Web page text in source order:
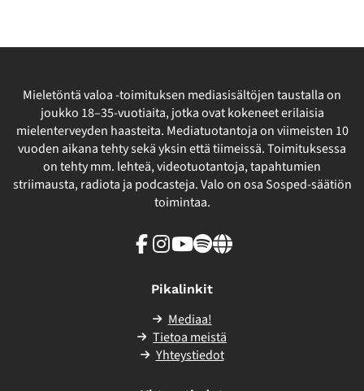
Mieletöntä valoa -toimituksen mediasisältöjen taustalla on
joukko 18–35-vuotiaita, jotka ovat kokeneet erilaisia
mielenterveyden haasteita. Mediatuotantoja on viimeisten 10
vuoden aikana tehty sekä yksin että tiimeissä. Toimituksessa
on tehty mm. lehteä, videotuotantoja, tapahtumien
striimausta, radiota ja podcasteja. Valo on osa Sosped-säätiön
toimintaa.
Facebook
Instagram
Youtube
SpotifyLinkki
Pikalinkit
Mediaa!
Tietoa meistä
Yhteystiedot